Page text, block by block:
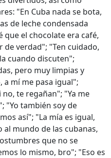
"En Cuba nada se bota,
de leche condensada
que el chocolate era café,
de verdad"; "Ten cuidado,
cuando discuten";
pero muy limpias y
mí me pasa igual";
te regañan"; "Ya me
"Yo también soy de
así"; "La mía es igual,
mundo de las cubanas,
que no se
lo mismo, bro"; "Eso es